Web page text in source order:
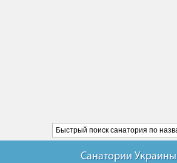
Санатории Украины